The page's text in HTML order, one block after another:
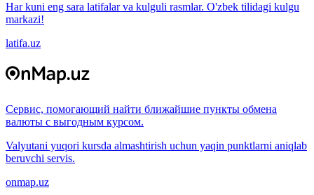
Har kuni eng sara latifalar va kulguli rasmlar. O'zbek tilidagi kulgu
markazi!
latifa.uz
Сервис, помогающий найти ближайшие пункты обмена
валюты с выгодным курсом.
Valyutani yuqori kursda almashtirish uchun yaqin punktlarni aniqlab
beruvchi servis.
onmap.uz